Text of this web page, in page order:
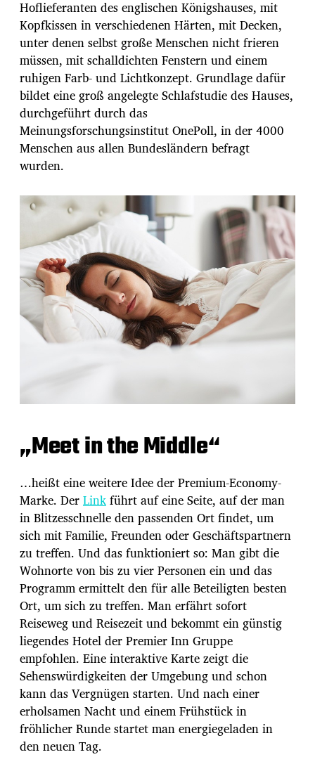
Hoflieferanten des englischen Königshauses, mit
Kopfkissen in verschiedenen Härten, mit Decken,
unter denen selbst große Menschen nicht frieren
müssen, mit schalldichten Fenstern und einem
ruhigen Farb- und Lichtkonzept. Grundlage dafür
bildet eine groß angelegte Schlafstudie des Hauses,
durchgeführt durch das
Meinungsforschungsinstitut OnePoll, in der 4000
Menschen aus allen Bundesländern befragt
wurden.
„Meet in the Middle“
…heißt eine weitere Idee der Premium-Economy-
Marke. DerLinkführt auf eine Seite, auf der man
in Blitzesschnelle den passenden Ort findet, um
sich mit Familie, Freunden oder Geschäftspartnern
zu treffen. Und das funktioniert so: Man gibt die
Wohnorte von bis zu vier Personen ein und das
Programm ermittelt den für alle Beteiligten besten
Ort, um sich zu treffen. Man erfährt sofort
Reiseweg und Reisezeit und bekommt ein günstig
liegendes Hotel der Premier Inn Gruppe
empfohlen. Eine interaktive Karte zeigt die
Sehenswürdigkeiten der Umgebung und schon
kann das Vergnügen starten. Und nach einer
erholsamen Nacht und einem Frühstück in
fröhlicher Runde startet man energiegeladen in
den neuen Tag.